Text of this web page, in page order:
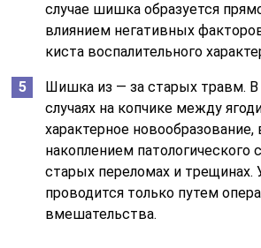
случае шишка образуется
влиянием негативных
киста воспалительного
Шишка из — за старых травм.
случаях на копчике между
характерное
накоплением патологического
старых переломах и трещинах.
проводится только путем
вмешательства.